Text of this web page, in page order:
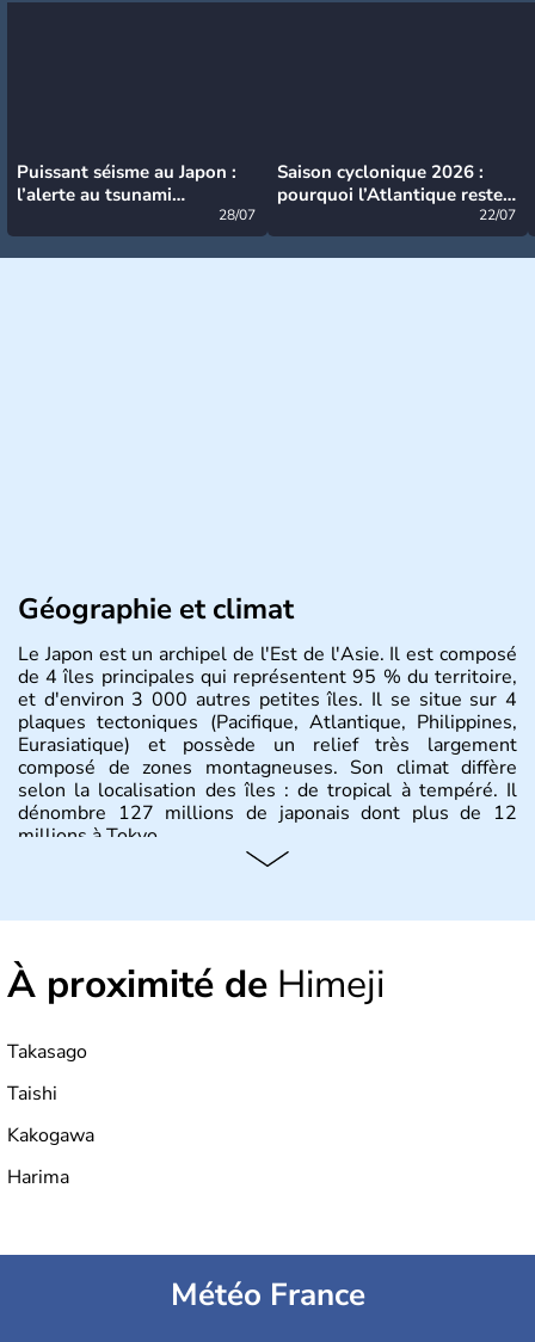
Puissant séisme au Japon :
l’alerte au tsunami
28/07
Saison cyclonique 2026 :
pourquoi l’Atlantique reste
22/07
Géographie et climat
Le Japon est un archipel de l'Est de l'Asie. Il est composé
de 4 îles principales qui représentent 95 % du territoire,
et d'environ 3 000 autres petites îles. Il se situe sur 4
plaques tectoniques (Pacifique, Atlantique, Philippines,
Eurasiatique) et possède un relief très largement
composé de zones montagneuses. Son climat diffère
selon la localisation des îles : de tropical à tempéré. Il
dénombre 127 millions de japonais dont plus de 12
millions à Tokyo.
Il semblerait que le Japon ait été fondé au VIIe siècle
XVIème siècle que le pays commence à s'ouvrir aux
commerçants européens, pour ensuite renoncer à toute
développe sous la domination des Etats-Unis jusqu'en
1951, et demeure aujourd'hui le dernier empire du
monde. Deuxième puissance mondiale, il officie avec un
système de monarchie constitutionnelle.
À proximité de Himeji
Takasago
Taishi
Kakogawa
Harima
Météo France